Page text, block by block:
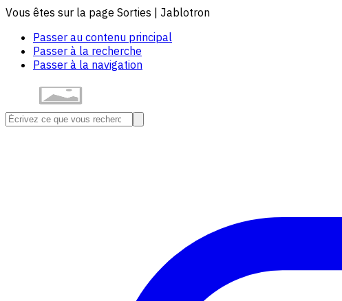
Vous êtes sur la page Sorties | Jablotron
Passer au contenu principal
Passer à la recherche
Passer à la navigation